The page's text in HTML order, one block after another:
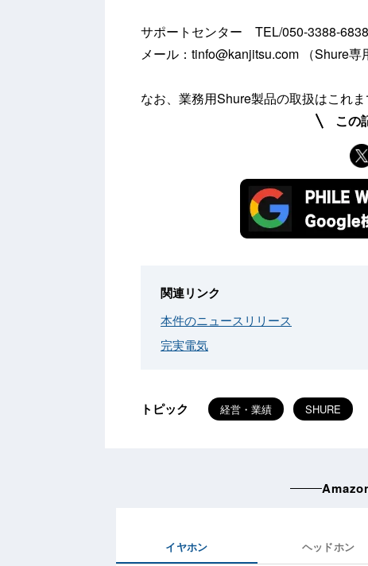
サポートセンター TEL/050-3388-6838
メール：tinfo@kanjitsu.com （Shure専
なお、業務用Shure製品の取扱はこれ
この
関連リンク
本件のニュースリリース
完実電気
トピック 経営・業績 SHURE